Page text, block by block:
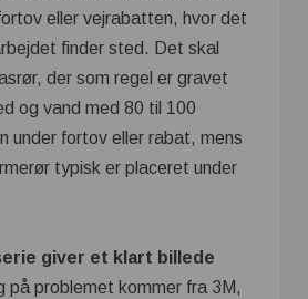
eller vejrabatten, hvor det
finder sted. Det skal
der som regel er gravet
og vand med 80 til 100
under fortov eller rabat, mens
typisk er placeret under
giver et klart billede
på problemet kommer fra 3M,